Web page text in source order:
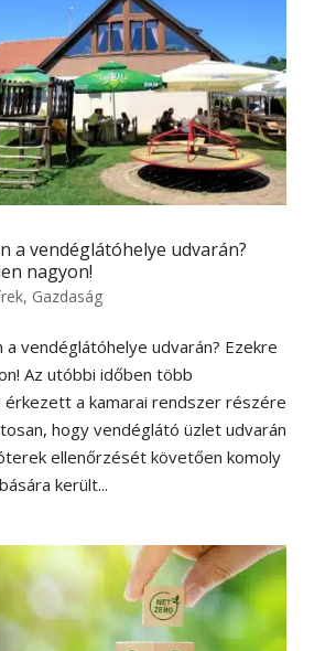
a vendéglátóhelye udvarán?
nagyon!
, Gazdaság
a vendéglátóhelye udvarán? Ezekre
Az utóbbi időben több
érkezett a kamarai rendszer részére
hogy vendéglátó üzlet udvarán
ellenőrzését követően komoly
került...